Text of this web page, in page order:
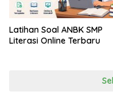
Latihan Soal ANBK SMP
Literasi Online Terbaru